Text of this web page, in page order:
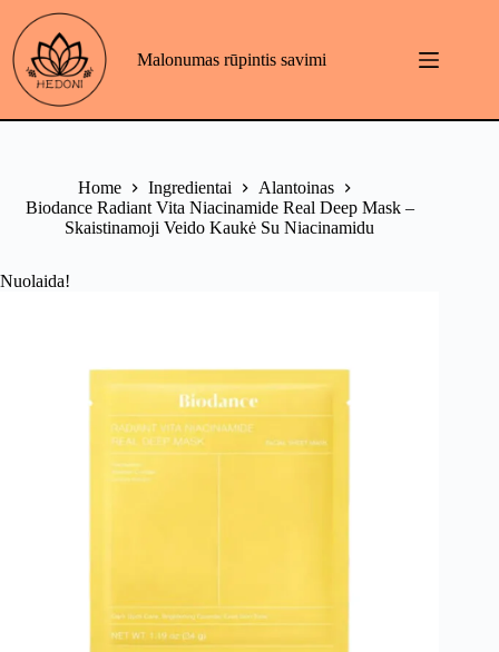
content
Malonumas rūpintis savimi
Home Ingredientai
Alantoinas
Biodance Radiant Vita Niacinamide Real Deep Mask –
Skaistinamoji Veido Kaukė Su Niacinamidu
Nuolaida!